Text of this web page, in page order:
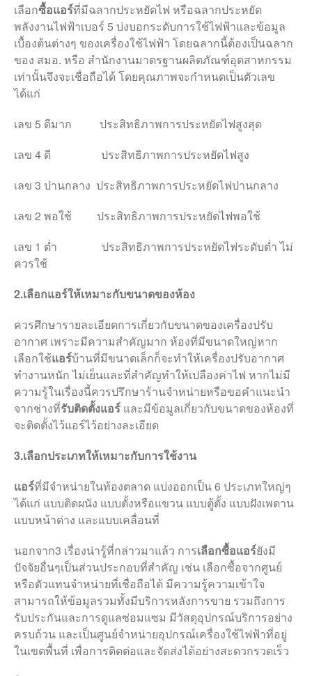
ติดต่อเรา
โทร
โทร
Line ID
เลือกซื้อแอร์ที่มีฉลากประหยัดไฟ หรือฉลากประหยัด
พลังงานไฟฟ้าเบอร์ 5 บ่งบอกระดับการใช้ไฟฟ้าและข้อมูล
เบื้องต้นต่างๆ ของเครื่องใช้ไฟฟ้า โดยฉลากนี้ต้องเป็นฉลาก
ของ สมอ. หรือ สำนักงานมาตรฐานผลิตภัณฑ์อุตสาหกรรม
เท่านั้นจึงจะเชื่อถือได้ โดยคุณภาพจะกำหนดเป็นตัวเลข
ได้แก่
เลข 5 ดีมาก ประสิทธิภาพการประหยัดไฟสูงสุด
เลข 4 ดี ประสิทธิภาพการประหยัดไฟสูง
เลข 3 ปานกลาง ประสิทธิภาพการประหยัดไฟปานกลาง
เลข 2 พอใช้ ประสิทธิภาพการประหยัดไฟพอใช้
เลข 1 ต่ำ ประสิทธิภาพการประหยัดไฟระดับต่ำ ไม่
ควรใช้
2.เลือกแอร์ให้เหมาะกับขนาดของห้อง
ควรศึกษารายละเอียดการเกี่ยวกับขนาดของเครื่องปรับ
อากาศ เพราะมีความสำคัญมาก ห้องที่มีขนาดใหญ่หาก
เลือกใช้แอร์บ้านที่มีขนาดเล็กก็จะทำให้เครื่องปรับอากาศ
ทำงานหนัก ไม่เย็นและที่สำคัญทำให้เปลืองค่าไฟ หากไม่มี
ความรู้ในเรื่องนี้ควรปรึกษาร้านจำหน่ายหรือขอคำแนะนำ
จากช่างที่รับติดตั้งแอร์ และมีข้อมูลเกี่ยวกับขนาดของห้องที่
จะติดตั้งไว้แอร์ไว้อย่างละเอียด
3.เลือกประเภทให้เหมาะกับการใช้งาน
แอร์ที่มีจำหน่ายในท้องตลาด แบ่งออกเป็น 6 ประเภทใหญ่ๆ
ได้แก่ แบบติดผนัง แบบตั้งหรือแขวน แบบตู้ตั้ง แบบฝังเพดาน
แบบหน้าต่าง และแบบเคลื่อนที่
นอกจาก3 เรื่องน่ารู้ที่กล่าวมาแล้ว การเลือกซื้อแอร์ยังมี
ปัจจัยอื่นๆเป็นส่วนประกอบที่สำคัญ เช่น เลือกซื้อจากศูนย์
หรือตัวแทนจำหน่ายที่เชื่อถือได้ มีความรู้ความเข้าใจ
สามารถให้ข้อมูลรวมทั้งมีบริการหลังการขาย รวมถึงการ
รับประกันและการดูแลซ่อมแซม มีวัสดุอุปกรณ์บริการอย่าง
ครบถ้วน และเป็นศูนย์จำหน่ายอุปกรณ์เครื่องใช้ไฟฟ้าที่อยู่
ในเขตพื้นที่ เพื่อการติดต่อและจัดส่งได้อย่างสะดวกรวดเร็ว